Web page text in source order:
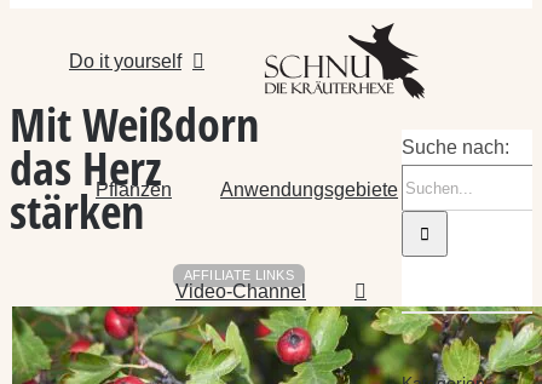
Do it yourself
Pflanzen Anwendungsgebiete
Video-Channel
Mit Weißdorn
das Herz
stärken
AFFILIATE LINKS
Suche nach: